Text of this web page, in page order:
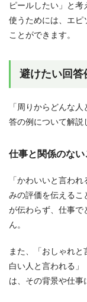
ピールしたい」と
使うためには、エピ
ことができます。
避けたい回答
「周りからどんな
答の例について解説
仕事と関係のない
「かわいいと言わ
みの評価を伝えるこ
が伝わらず、仕事で
ん。
また、「おしゃれ
白い人と言われる」
は、その背景や仕事